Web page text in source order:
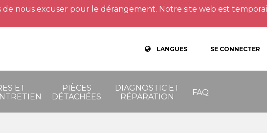
nous excuser pour le dérangement. Notre site web est
LANGUES SE CONNECTER
ET
PIÈCES
DÉTACHÉES
DIAGNOSTIC ET
RÉPARATION
FAQ